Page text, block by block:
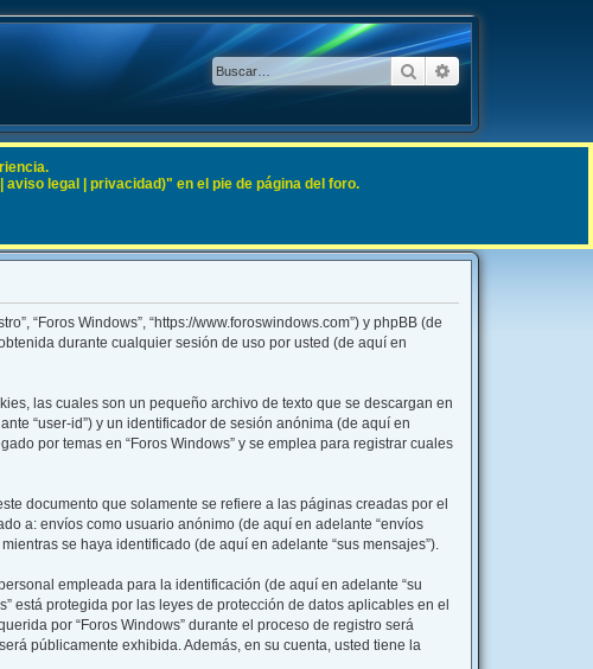
BuscarBúsqueda
“Foros Windows”, “https://www.foroswindows.com”) y phpBB (de
durante cualquier sesión de uso por usted (de aquí en
las cuales son un pequeño archivo de texto que se descargan en
“user-id”) y un identificador de sesión anónima (de aquí en
por temas en “Foros Windows” y se emplea para registrar cuales
documento que solamente se refiere a las páginas creadas por el
a: envíos como usuario anónimo (de aquí en adelante “envíos
se haya identificado (de aquí en adelante “sus mensajes”).
empleada para la identificación (de aquí en adelante “su
está protegida por las leyes de protección de datos aplicables en el
por “Foros Windows” durante el proceso de registro será
públicamente exhibida. Además, en su cuenta, usted tiene la
legal | privacidad)" en el pie de página del foro.